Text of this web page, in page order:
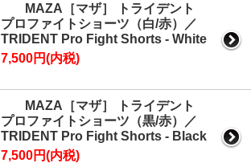
MAZA［マザ］ トライデント
プロファイトショーツ（白/赤）／
TRIDENT Pro Fight Shorts - White
7,500円(内税)
MAZA［マザ］ トライデント
プロファイトショーツ（黒/赤）／
TRIDENT Pro Fight Shorts - Black
7,500円(内税)